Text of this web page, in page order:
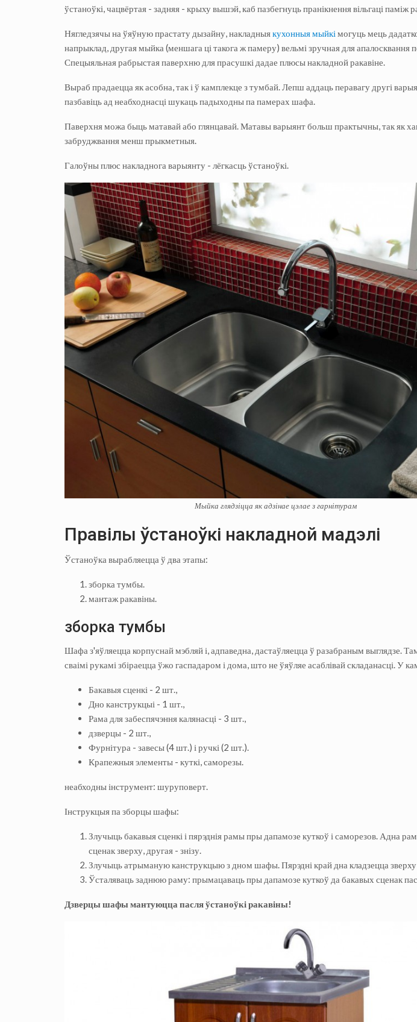
ўстаноўкі, чацвёртая - задняя - крыху вышэй, каб пазбегнуць пранікнення вільгаці паміж
Нягледзячы на ​​ўяўную прастату дызайну, накладныякухонныя мыйкі могуць мець
напрыклад, другая мыйка (меншага ці такога ж памеру) вельмі зручная для апалосквання
Спецыяльная рабрыстая паверхню для прасушкі дадае плюсы накладной ракавіне.
Выраб прадаецца як асобна, так і ў камплекце з тумбай. Лепш аддаць перавагу другі
пазбавіць ад неабходнасці шукаць падыходны па памерах шафа.
Паверхня можа быць матавай або глянцавай. Матавы варыянт больш практычны, так як
забруджвання менш прыкметныя.
Галоўны плюс накладнога варыянту - лёгкасць ўстаноўкі.
Мыйка глядзіцца як адзінае цэлае з гарнітурам
Правілы ўстаноўкі накладной мадэлі
Ўстаноўка вырабляецца ў два этапы:
зборка тумбы.
мантаж ракавіны.
зборка тумбы
Шафа з'яўляецца корпуснай мэбляй і, адпаведна, дастаўляецца ў разабраным выглядзе.
сваімі рукамі збіраецца ўжо гаспадаром і дома, што не ўяўляе асаблівай складанасці. У
Бакавыя сценкі - 2 шт.,
Дно канструкцыі - 1 шт.,
Рама для забеспячэння калянасці - 3 шт.,
дзверцы - 2 шт.,
Фурнітура - завесы (4 шт.) і ручкі (2 шт.).
Крапежныя элементы - куткі, саморезы.
неабходны інструмент: шуруповерт.
Інструкцыя па зборцы шафы:
Злучыць бакавыя сценкі і пярэднія рамы пры дапамозе куткоў і саморезов. Адна
сценак зверху, другая - знізу.
Злучыць атрыманую канструкцыю з дном шафы. Пярэдні край дна кладзецца
Ўсталяваць заднюю раму: прымацаваць пры дапамозе куткоў да бакавых сценак
Дзверцы шафы мантуюцца пасля ўстаноўкі ракавіны!